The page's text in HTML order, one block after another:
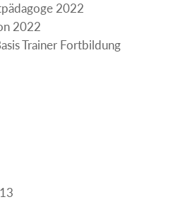
2022
2022
Trainer Fortbildung